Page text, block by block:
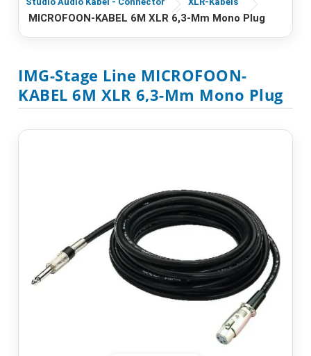
MICROFOON-KABEL 6M XLR 6,3-Mm Mono Plug
IMG-Stage Line MICROFOON-
KABEL 6M XLR 6,3-Mm Mono Plug